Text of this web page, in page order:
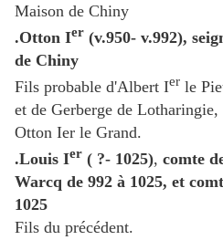
Maison de Chiny
.Otton Ier (v.950- v.992),
de Chiny
Fils probable d'Albert Ier le
et de Gerberge de Lotharingie,
Otton Ier le Grand.
.Louis Ier ( ?- 1025), comte
Warcq de 992 à 1025, et
1025
Fils du précédent.